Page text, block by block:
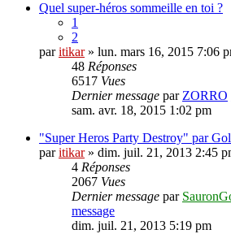
Quel super-héros sommeille en toi ?
1
2
paritikar» lun. mars 16, 2015 7:06
48 Réponses
6517 Vues
Dernier message parZORRO
sam. avr. 18, 2015 1:02 pm
"Super Heros Party Destroy" par
paritikar» dim. juil. 21, 2013 2:45
4 Réponses
2067 Vues
Dernier message par
message
dim. juil. 21, 2013 5:19 pm